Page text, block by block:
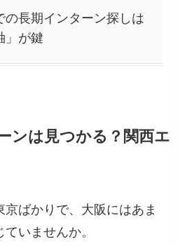
の長期インターン探しは
」が鍵
ンは見つかる？関西エ
京ばかりで、大阪にはあま
いませんか。